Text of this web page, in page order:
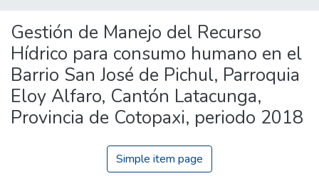
Gestión de Manejo del Recurso
Hídrico para consumo humano en el
Barrio San José de Pichul, Parroquia
Eloy Alfaro, Cantón Latacunga,
Provincia de Cotopaxi, periodo 2018
Simple item page